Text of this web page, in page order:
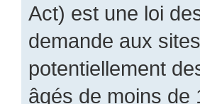
Act) est une loi
demande aux
potentiellement
âgés de moins de